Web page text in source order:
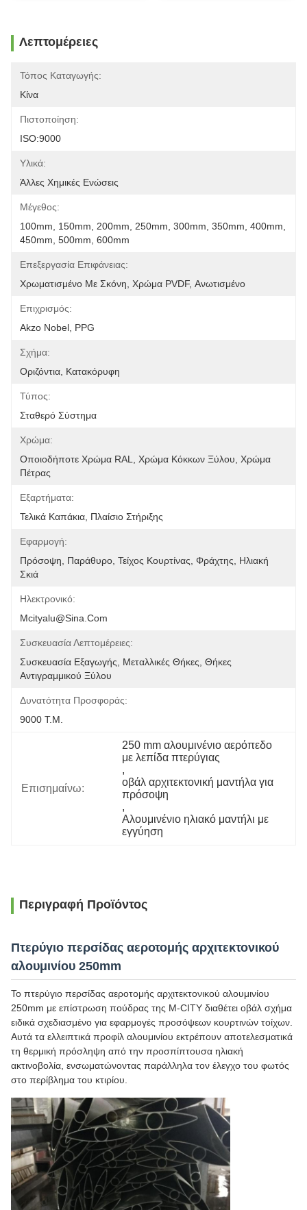
Λεπτομέρειες
Τόπος Καταγωγής:
Κίνα
Πιστοποίηση:
ISO:9000
Υλικά:
Άλλες Χημικές Ενώσεις
Μέγεθος:
100mm, 150mm, 200mm, 250mm, 300mm, 350mm, 400mm,
450mm, 500mm, 600mm
Επεξεργασία Επιφάνειας:
Χρωματισμένο Με Σκόνη, Χρώμα PVDF, Ανωτισμένο
Επιχρισμός:
Akzo Nobel, PPG
Σχήμα:
Οριζόντια, Κατακόρυφη
Τύπος:
Σταθερό Σύστημα
Χρώμα:
Οποιοδήποτε Χρώμα RAL, Χρώμα Κόκκων Ξύλου, Χρώμα
Πέτρας
Εξαρτήματα:
Τελικά Καπάκια, Πλαίσιο Στήριξης
Εφαρμογή:
Πρόσοψη, Παράθυρο, Τείχος Κουρτίνας, Φράχτης, Ηλιακή
Σκιά
Ηλεκτρονικό:
Mcityalu@sina.com
Συσκευασία Λεπτομέρειες:
Συσκευασία Εξαγωγής, Μεταλλικές Θήκες, Θήκες
Αντιγραμμικού Ξύλου
Δυνατότητα Προσφοράς:
9000 Τ.μ.
Επισημαίνω:
250 mm αλουμινένιο αερόπεδο
με λεπίδα πτερύγιας
,
οβάλ αρχιτεκτονική μαντήλα για
πρόσοψη
,
Αλουμινένιο ηλιακό μαντήλι με
εγγύηση
Περιγραφή Προϊόντος
Πτερύγιο περσίδας αεροτομής αρχιτεκτονικού
αλουμινίου 250mm
Το πτερύγιο περσίδας αεροτομής αρχιτεκτονικού αλουμινίου
250mm με επίστρωση πούδρας της M-CITY διαθέτει οβάλ σχήμα
ειδικά σχεδιασμένο για εφαρμογές προσόψεων κουρτινών τοίχων.
Αυτά τα ελλειπτικά προφίλ αλουμινίου εκτρέπουν αποτελεσματικά
τη θερμική πρόσληψη από την προσπίπτουσα ηλιακή
ακτινοβολία, ενσωματώνοντας παράλληλα τον έλεγχο του φωτός
στο περίβλημα του κτιρίου.